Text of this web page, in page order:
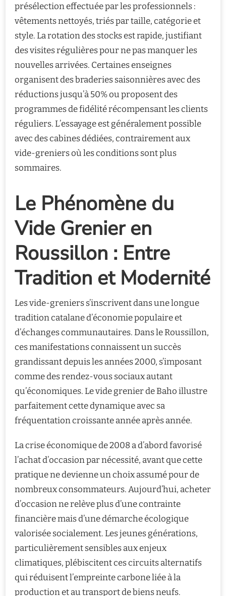
présélection effectuée par les professionnels :
vêtements nettoyés, triés par taille, catégorie et
style. La rotation des stocks est rapide, justifiant
des visites régulières pour ne pas manquer les
nouvelles arrivées. Certaines enseignes
organisent des braderies saisonnières avec des
réductions jusqu’à 50% ou proposent des
programmes de fidélité récompensant les clients
réguliers. L’essayage est généralement possible
avec des cabines dédiées, contrairement aux
vide-greniers où les conditions sont plus
sommaires.
Le Phénomène du
Vide Grenier en
Roussillon : Entre
Tradition et Modernité
Les vide-greniers s’inscrivent dans une longue
tradition catalane d’économie populaire et
d’échanges communautaires. Dans le Roussillon,
ces manifestations connaissent un succès
grandissant depuis les années 2000, s’imposant
comme des rendez-vous sociaux autant
qu’économiques. Le vide grenier de Baho illustre
parfaitement cette dynamique avec sa
fréquentation croissante année après année.
La crise économique de 2008 a d’abord favorisé
l’achat d’occasion par nécessité, avant que cette
pratique ne devienne un choix assumé pour de
nombreux consommateurs. Aujourd’hui, acheter
d’occasion ne relève plus d’une contrainte
financière mais d’une démarche écologique
valorisée socialement. Les jeunes générations,
particulièrement sensibles aux enjeux
climatiques, plébiscitent ces circuits alternatifs
qui réduisent l’empreinte carbone liée à la
production et au transport de biens neufs.